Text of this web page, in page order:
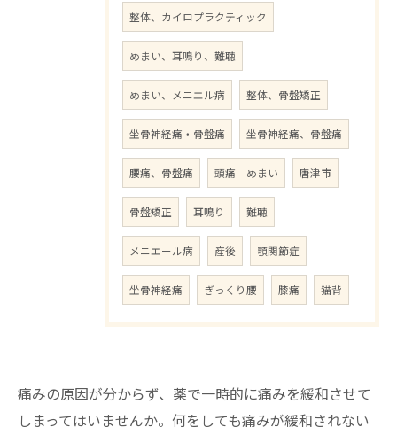
整体、カイロプラクティック
めまい、耳鳴り、難聴
めまい、メニエル病 整体、骨盤矯正
坐骨神経痛・骨盤痛 坐骨神経痛、骨盤痛
腰痛、骨盤痛 頭痛 めまい 唐津市
骨盤矯正 耳鳴り 難聴
メニエール病 産後 顎関節症
坐骨神経痛 ぎっくり腰 膝痛 猫背
痛みの原因が分からず、薬で一時的に痛みを緩和させて
しまってはいませんか。何をしても痛みが緩和されない